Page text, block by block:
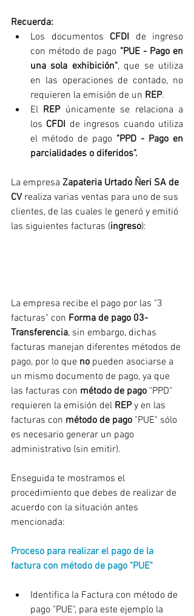
Recuerda:
Los documentos CFDI de ingreso
con método de pago "PUE - Pago en
una sola exhibición", que se utiliza
en las operaciones de contado, no
requieren la emisión de un REP.
El REP únicamente se relaciona a
los CFDI de ingresos cuando utiliza
el método de pago "PPD - Pago en
parcialidades o diferidos".
La empresa Zapateria Urtado Ñeri SA de
CV realiza varias ventas para uno de sus
clientes, de las cuales le generó y emitió
las siguientes facturas (ingreso):
La empresa recibe el pago por las "3
facturas" con Forma de pago 03-
Transferencia, sin embargo, dichas
facturas manejan diferentes métodos de
pago, por lo que no pueden asociarse a
un mismo documento de pago, ya que
las facturas con método de pago "PPD"
requieren la emisión del REP y en las
facturas con método de pago "PUE" sólo
es necesario generar un pago
administrativo (sin emitir).
Enseguida te mostramos el
procedimiento que debes de realizar de
acuerdo con la situación antes
mencionada:
Proceso para realizar el pago de la
factura con método de pago "PUE"
Identifica la Factura con método de
pago "PUE", para este ejemplo la